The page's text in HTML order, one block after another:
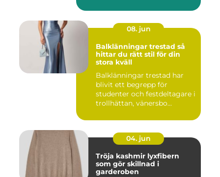
08. jun
Balklänningar trestad så
hittar du rätt stil för din
stora kväll
Balklänningar trestad har
blivit ett begrepp för
studenter och festdeltagare i
trollhättan, vänersbo...
04. jun
Tröja kashmir lyxfibern
som gör skillnad i
garderoben